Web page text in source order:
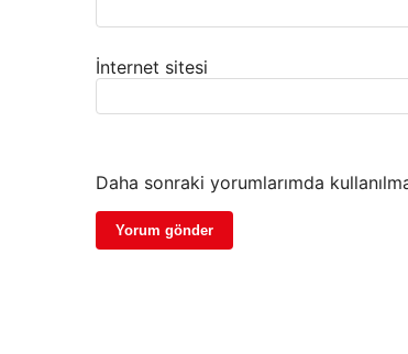
İnternet sitesi
Daha sonraki yorumlarımda